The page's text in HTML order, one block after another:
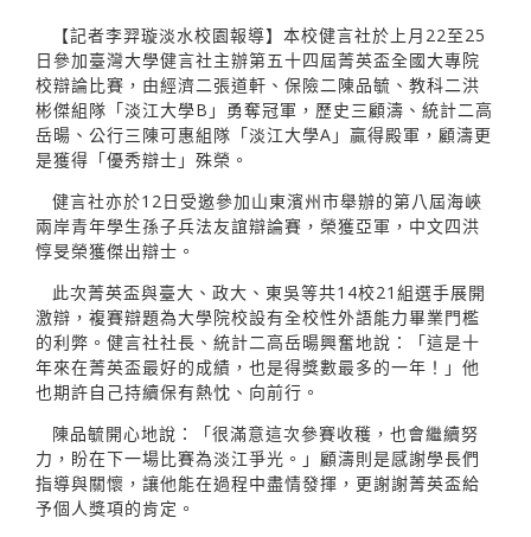
【記者李羿璇淡水校園報導】本校健言社於上月22至25
日參加臺灣大學健言社主辦第五十四屆菁英盃全國大專院
校辯論比賽，由經濟二張道軒、保險二陳品毓、教科二洪
彬傑組隊「淡江大學B」勇奪冠軍，歷史三顧濤、統計二高
岳暘、公行三陳可惠組隊「淡江大學A」贏得殿軍，顧濤更
是獲得「優秀辯士」殊榮。
健言社亦於12日受邀參加山東濱州市舉辦的第八屆海峽
兩岸青年學生孫子兵法友誼辯論賽，榮獲亞軍，中文四洪
惇旻榮獲傑出辯士。
此次菁英盃與臺大、政大、東吳等共14校21組選手展開
激辯，複賽辯題為大學院校設有全校性外語能力畢業門檻
的利弊。健言社社長、統計二高岳暘興奮地說：「這是十
年來在菁英盃最好的成績，也是得獎數最多的一年！」他
也期許自己持續保有熱忱、向前行。
陳品毓開心地說：「很滿意這次參賽收穫，也會繼續努
力，盼在下一場比賽為淡江爭光。」顧濤則是感謝學長們
指導與關懷，讓他能在過程中盡情發揮，更謝謝菁英盃給
予個人獎項的肯定。